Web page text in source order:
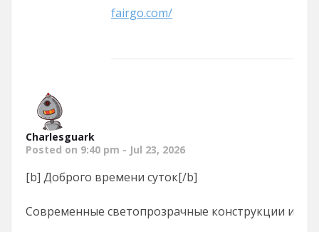
fairgo.com/
Charlesguark
Posted on 9:40 pm - Jul 23, 2026
[b] Доброго времени суток[/b]
Современные светопрозрачные конструкции из